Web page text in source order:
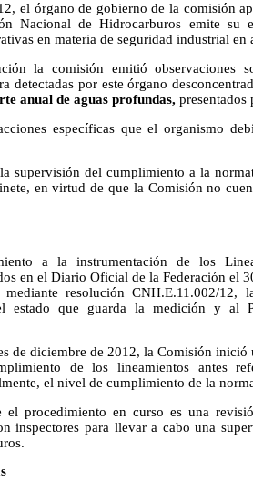
el órgano de gobierno de la comisión
Nacional de Hidrocarburos emite su
en materia de seguridad industrial en
la comisión emitió observaciones
detectadas por este órgano
anual de aguas profundas, presentados
específicas que el organismo
la supervisión del cumplimiento a la
en virtud de que la Comisión no
a la instrumentación de los
en el Diario Oficial de la Federación el
resolución CNH.E.11.002/12,
estado que guarda la medición y al
de diciembre de 2012, la Comisión
de los lineamientos antes
el nivel de cumplimiento de la
el procedimiento en curso es una
inspectores para llevar a cabo una